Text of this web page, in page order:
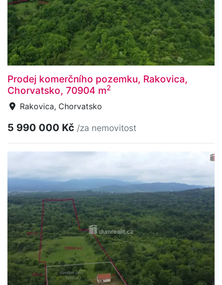
Prodej komerčního pozemku, Rakovica,
Chorvatsko, 70904 m2
Rakovica, Chorvatsko
5 990 000 Kč /za nemovitost